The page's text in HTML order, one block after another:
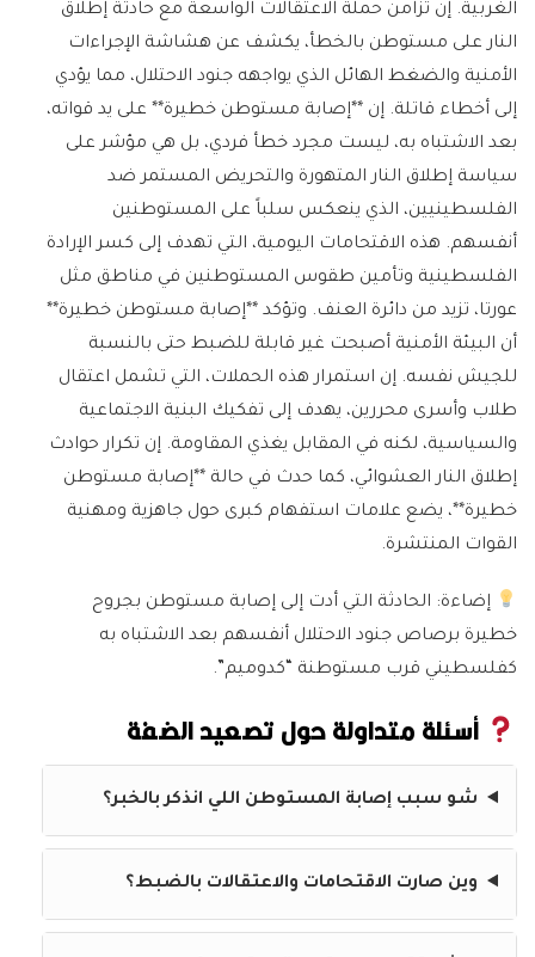
الغربية. إن تزامن حملة الاعتقالات الواسعة مع حادثة إطلاق
النار على مستوطن بالخطأ، يكشف عن هشاشة الإجراءات
الأمنية والضغط الهائل الذي يواجهه جنود الاحتلال، مما يؤدي
إلى أخطاء قاتلة. إن **إصابة مستوطن خطيرة** على يد قواته،
بعد الاشتباه به، ليست مجرد خطأ فردي، بل هي مؤشر على
سياسة إطلاق النار المتهورة والتحريض المستمر ضد
الفلسطينيين، الذي ينعكس سلباً على المستوطنين
أنفسهم. هذه الاقتحامات اليومية، التي تهدف إلى كسر الإرادة
الفلسطينية وتأمين طقوس المستوطنين في مناطق مثل
عورتا، تزيد من دائرة العنف. وتؤكد **إصابة مستوطن خطيرة**
أن البيئة الأمنية أصبحت غير قابلة للضبط حتى بالنسبة
للجيش نفسه. إن استمرار هذه الحملات، التي تشمل اعتقال
طلاب وأسرى محررين، يهدف إلى تفكيك البنية الاجتماعية
والسياسية، لكنه في المقابل يغذي المقاومة. إن تكرار حوادث
إطلاق النار العشوائي، كما حدث في حالة **إصابة مستوطن
خطيرة**، يضع علامات استفهام كبرى حول جاهزية ومهنية
القوات المنتشرة.
إضاءة: الحادثة التي أدت إلى إصابة مستوطن بجروح
خطيرة برصاص جنود الاحتلال أنفسهم بعد الاشتباه به
كفلسطيني قرب مستوطنة “كدوميم”.
أسئلة متداولة حول تصعيد الضفة
شو سبب إصابة المستوطن اللي انذكر بالخبر؟
وين صارت الاقتحامات والاعتقالات بالضبط؟